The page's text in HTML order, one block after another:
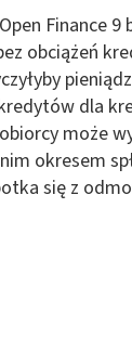
Finance
obciążeń
dla
może
okresem
się z